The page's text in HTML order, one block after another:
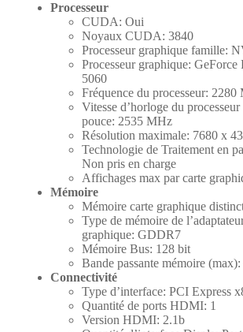
Processeur
CUDA: Oui
Noyaux CUDA: 3840
Processeur graphique famille:
Processeur graphique: GeForce
5060
Fréquence du processeur: 2280
Vitesse d’horloge du
pouce: 2535 MHz
Résolution maximale: 7680 x
Technologie de Traitement en
Non pris en charge
Affichages max par carte
Mémoire
Mémoire carte graphique
Type de mémoire de
graphique: GDDR7
Mémoire Bus: 128 bit
Bande passante mémoire
Connectivité
Type d’interface: PCI Express
Quantité de ports HDMI: 1
Version HDMI: 2.1b